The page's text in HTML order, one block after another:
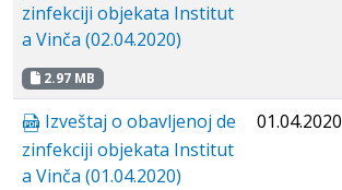
zinfekciji objekata Institut
a Vinča (02.04.2020)
2.97 MB
Izveštaj o obavljenoj de
zinfekciji objekata Institut
a Vinča (01.04.2020)
01.04.2020